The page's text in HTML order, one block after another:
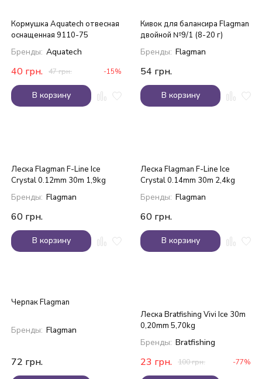
Кормушка Aquatech отвесная
оснащенная 9110-75
Бренды: Aquatech
40 грн. 47грн. -15%
В корзину
Кивок для балансира Flagman
двойной №9/1 (8-20 г)
Бренды: Flagman
54 грн.
В корзину
Леска Flagman F-Line Ice
Crystal 0.12mm 30m 1,9kg
Бренды: Flagman
60 грн.
В корзину
Леска Flagman F-Line Ice
Crystal 0.14mm 30m 2,4kg
Бренды: Flagman
60 грн.
В корзину
Черпак Flagman
Бренды: Flagman
72 грн.
Леска Bratfishing Vivi Ice 30m
0,20mm 5,70kg
Бренды: Bratfishing
23 грн. 100грн. -77%